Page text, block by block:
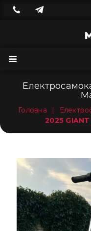
Головна |
2025